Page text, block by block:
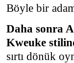
Böyle bir
Daha sonra
Kweuke
sırtı dönük